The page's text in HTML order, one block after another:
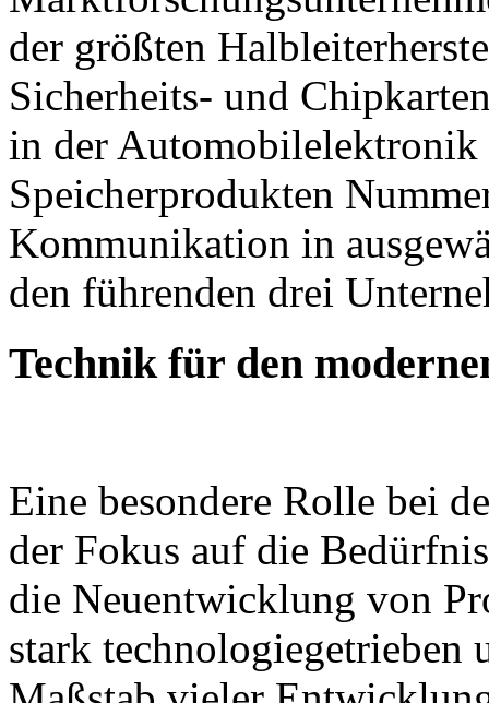
der größten
Sicherheits- und
in der Automobilelektronik
Speicherprodukten
Kommunikation in
den führenden drei
Technik für den
Eine besondere Rolle bei
der Fokus auf die
die Neuentwicklung von
stark technologiegetrieben